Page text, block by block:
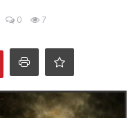
0 7